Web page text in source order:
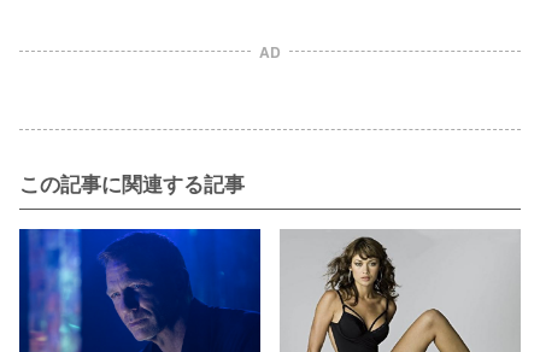
AD
この記事に関連する記事